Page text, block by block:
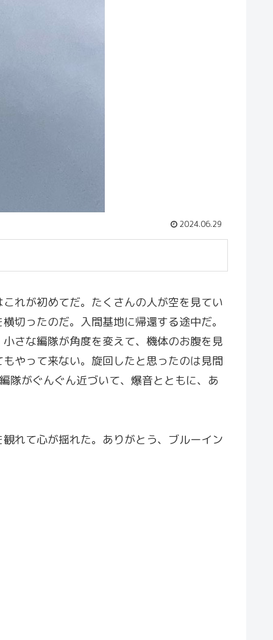
2024.06.29
れが初めてだ。たくさんの人が空を見てい
切ったのだ。入間基地に帰還する途中だ。
さな編隊が角度を変えて、機体のお腹を見
やって来ない。旋回したと思ったのは見間
隊がぐんぐん近づいて、爆音とともに、あ
れて心が揺れた。ありがとう、ブルーイン